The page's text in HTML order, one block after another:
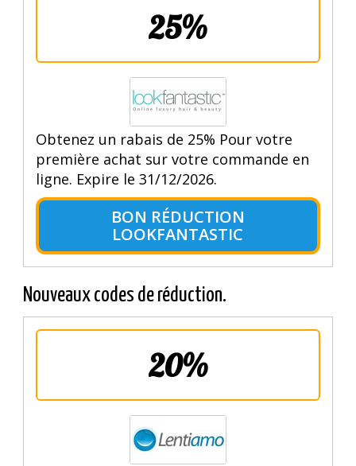
25%
Obtenez un rabais de 25% Pour votre
première achat sur votre commande en
ligne. Expire le 31/12/2026.
BON RÉDUCTION
LOOKFANTASTIC
Nouveaux codes de réduction.
20%